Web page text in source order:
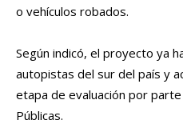
o vehículos robados.
Según indicó, el proyecto ya
autopistas del sur del país y
etapa de evaluación por
Públicas.